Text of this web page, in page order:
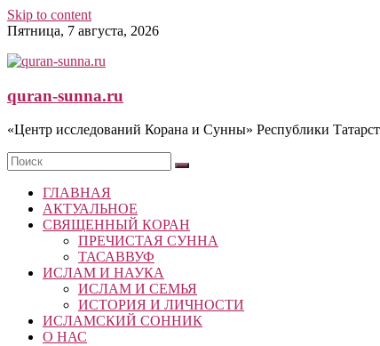
Skip to content
Пятница, 7 августа, 2026
quran-sunna.ru
«Центр исследований Корана и Сунны» Республики
ГЛАВНАЯ
АКТУАЛЬНОЕ
СВЯЩЕННЫЙ КОРАН
ПРЕЧИСТАЯ СУННА
ТАСАВВУФ
ИСЛАМ И НАУКА
ИСЛАМ И СЕМЬЯ
ИСТОРИЯ И ЛИЧНОСТИ
ИСЛАМСКИЙ СОННИК
О НАС